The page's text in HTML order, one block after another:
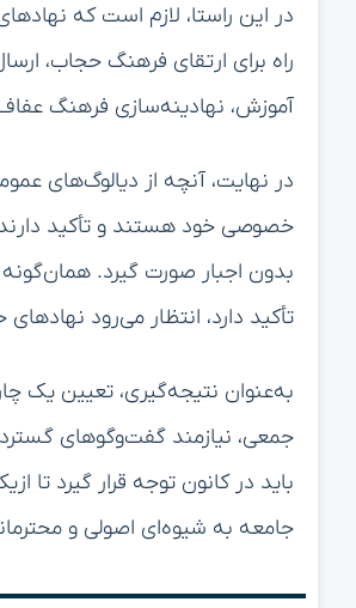
در این راستا، لازم است که
راه برای ارتقای فرهنگ حجاب،
آموزش، نهادینه‌سازی فرهنگ
در نهایت، آنچه از دیالوگ‌های
خصوصی خود هستند و تأکید
بدون اجبار صورت گیرد.
تأکید دارد، انتظار می‌رود
به‌عنوان نتیجه‌گیری، تعیین یک
جمعی، نیازمند گفت‌وگوهای
باید در کانون توجه قرار گیرد
جامعه به شیوه‌ای اصولی و